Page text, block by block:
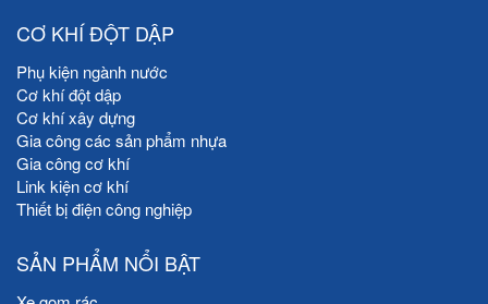
CƠ KHÍ ĐỘT DẬP
Phụ kiện ngành nước
Cơ khí đột dập
Cơ khí xây dựng
Gia công các sản phẩm nhựa
Gia công cơ khí
Link kiện cơ khí
Thiết bị điện công nghiệp
SẢN PHẨM NỔI BẬT